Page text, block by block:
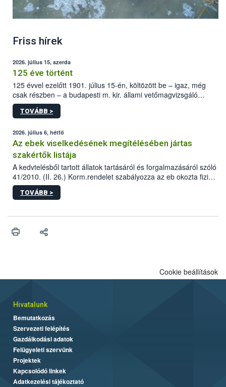
Friss hírek
2026. július 15, szerda
125 éve történt
125 évvel ezelőtt 1901. július 15-én, költözött be – igaz, még
csak részben – a budapesti m. kir. állami vetőmagvizsgáló
állomás a Kis Rókus utca 15. szám alatti, Czigler Győző által
tervezett új épületébe.
TOVÁBB >
2026. július 6, hétfő
Az ebek viselkedésének megítélésében jártas
szakértők listája
A kedvtelésből tartott állatok tartásáról és forgalmazásáról szóló
41/2010. (II. 26.) Korm.rendelet szabályozza az eb okozta fizikai
sérülés, illetve ennek veszélye keletkezésekor felmerülő
hatósági feladatokat, valamint a veszélyes eb tartását és annak
vonni az ebek viselkedésének megítélésében jártas szakértőt.
TOVÁBB >
Cookie beállítások
Hivatalunk
Bemutatkozás
Szervezeti felépítés
Gazdálkodási adatok
Felügyeleti szervünk
Projektek
Kapcsolódó linkek
Adatkezelési tájékoztató